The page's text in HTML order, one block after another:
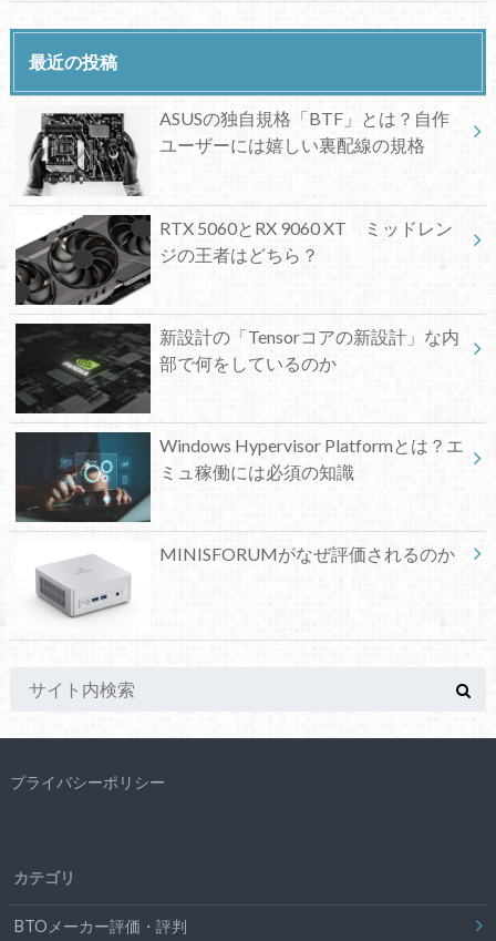
最近の投稿
ASUSの独自規格「BTF」とは？自作
ユーザーには嬉しい裏配線の規格
RTX 5060とRX 9060 XT ミッドレン
ジの王者はどちら？
新設計の「Tensorコアの新設計」な内
部で何をしているのか
Windows Hypervisor Platformとは？エ
ミュ稼働には必須の知識
MINISFORUMがなぜ評価されるのか
プライバシーポリシー
カテゴリ
BTOメーカー評価・評判